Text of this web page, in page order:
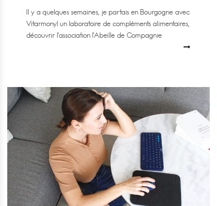
Il y a quelques semaines, je partais en Bourgogne avec
Vitarmonyl un laboratoire de compléments alimentaires,
découvrir l’association l’Abeille de Compagnie